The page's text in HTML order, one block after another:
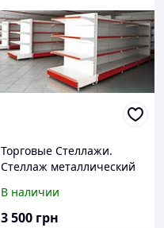
Торговые Стеллажи.
Стеллаж металлический
(хлебные, овощные/
фруктовые, складские)
В наличии
3 500 грн